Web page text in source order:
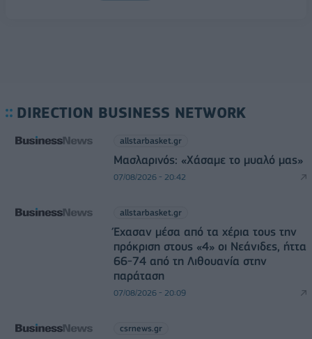
DIRECTION BUSINESS NETWORK
allstarbasket.gr
Μασλαρινός: «Χάσαμε το μυαλό μας»
07/08/2026 - 20:42
allstarbasket.gr
Έχασαν μέσα από τα χέρια τους την
πρόκριση στους «4» οι Νεάνιδες, ήττα
66-74 από τη Λιθουανία στην
παράταση
07/08/2026 - 20:09
csrnews.gr